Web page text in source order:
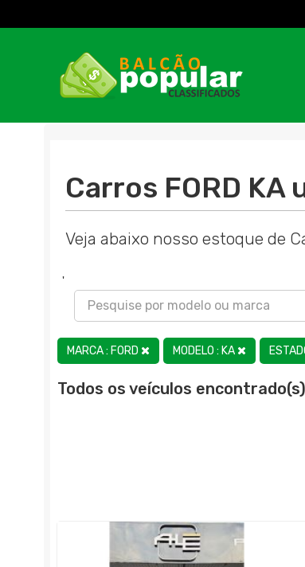
Carros FORD KA
Veja abaixo nosso estoque de
'
MARCA : FORD MODELO : KA
Todos os veículos